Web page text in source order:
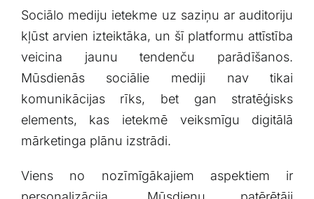
Sociālo mediju ietekme⁣ uz saziņu ar auditoriju
kļūst arvien ​izteiktāka,‍ un šī platformu attīstība
veicina jaunu tendenču parādīšanos.
Mūsdienās sociālie mediji nav tikai
komunikācijas rīks, bet gan stratēģisks
elements, ​kas ietekmē veiksmīgu digitālā
mārketinga plānu izstrādi. ​
Viens no nozīmīgākajiem aspektiem ⁢ir